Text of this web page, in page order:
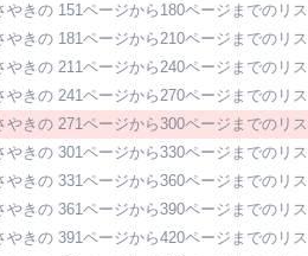
やきの 151ページから180ページまでのリ
やきの 181ページから210ページまでのリ
やきの 211ページから240ページまでのリ
やきの 241ページから270ページまでのリ
やきの 271ページから300ページまでのリ
やきの 301ページから330ページまでのリ
やきの 331ページから360ページまでのリ
やきの 361ページから390ページまでのリ
やきの 391ページから420ページまでのリ